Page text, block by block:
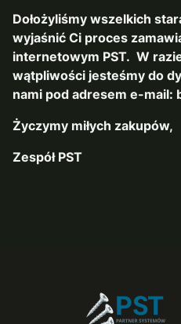
Dołożyliśmy wszelkich
wyjaśnić Ci proces
internetowym PST. W
wątpliwości jesteśmy do
nami pod adresem e-mail:
Życzymy miłych zakupów,
Zespół PST